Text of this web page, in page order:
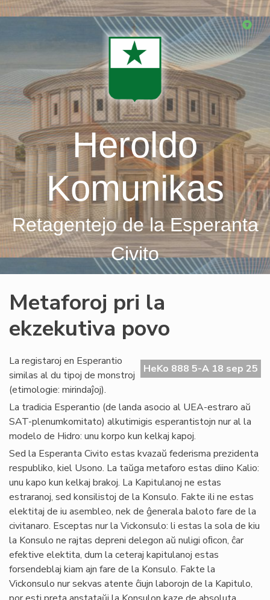
Skip
Heroldo
Komunikas
Retagentejo de la Esperanta
Civito
Metaforoj pri la
ekzekutiva povo
HeKo 888 5-A 18 sep 25
La registaroj en Esperantio
similas al du tipoj de monstroj
(etimologie: mirindaĵoj).
La tradicia Esperantio (de landa asocio al UEA-estraro aŭ
SAT-plenumkomitato) alkutimigis esperantistojn nur al la
modelo de Hidro: unu korpo kun kelkaj kapoj.
Sed la Esperanta Civito estas kvazaŭ federisma prezidenta
respubliko, kiel Usono. La taŭga metaforo estas diino Kalio:
unu kapo kun kelkaj brakoj. La Kapitulanoj ne estas
estraranoj, sed konsilistoj de la Konsulo. Fakte ili ne estas
elektitaj de iu asembleo, nek de ĝenerala baloto fare de la
civitanaro. Esceptas nur la Vickonsulo: li estas la sola de kiu
la Konsulo ne rajtas depreni delegon aŭ nuligi oﬁcon, ĉar
efektive elektita, dum la ceteraj kapitulanoj estas
forsendeblaj kiam ajn fare de la Konsulo. Fakte la
Vickonsulo nur sekvas atente ĉiujn laborojn de la Kapitulo,